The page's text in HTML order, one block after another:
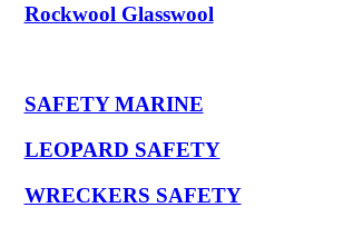
Rockwool Glasswool
SAFETY MARINE
LEOPARD SAFETY
WRECKERS SAFETY